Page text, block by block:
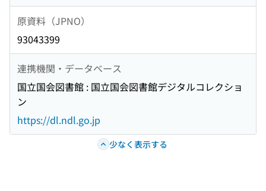
原資料（JPNO）
93043399
連携機関・データベース
国立国会図書館 : 国立国会図書館デジタルコレクショ
ン
https://dl.ndl.go.jp
少なく表示する